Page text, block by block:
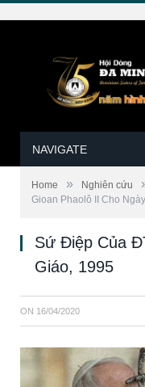
NAVIGATE
Home » Nghiên cứu
Gioan Phaolô II Cho
Sứ Điệp Của
Giáo, 1995
ON 16/04/2020